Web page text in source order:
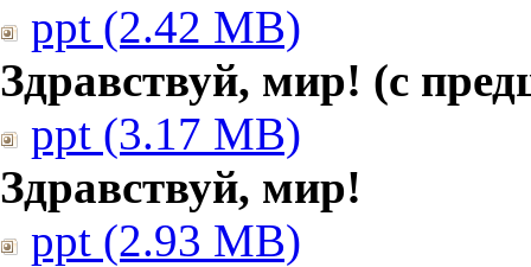
ppt (2.42 MB)
Здравствуй, мир! (с
ppt (3.17 MB)
Здравствуй, мир!
ppt (2.93 MB)